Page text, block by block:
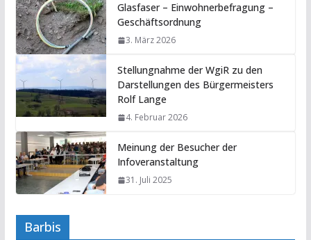
Glasfaser – Einwohnerbefragung –
Geschäftsordnung
3. März 2026
Stellungnahme der WgiR zu den
Darstellungen des Bürgermeisters
Rolf Lange
4. Februar 2026
Meinung der Besucher der
Infoveranstaltung
31. Juli 2025
Barbis